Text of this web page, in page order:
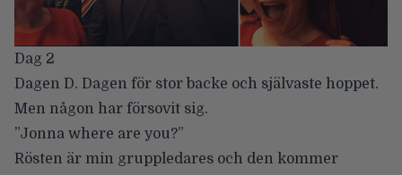
Dag 2
Dagen D. Dagen för stor backe och självaste hoppet.
Men någon har försovit sig.
”Jonna where are you?”
Rösten är min gruppledares och den kommer